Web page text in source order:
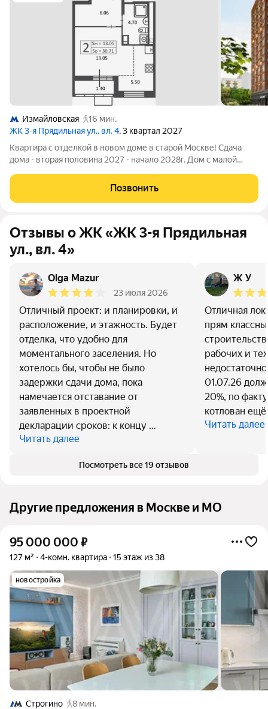
Измайловская
16 мин.
ЖК 3-я Прядильная ул., вл. 4, 3 квартал 2027
Квартира с отделкой в новом доме в старой Москве! Сдача
дома - вторая половина 2027 - начало 2028г. Дом с малой
комфортный этаж. До станции метро "Измайловская" пешком
15 минут, до центра на метро можно
Позвонить
Отзывы о ЖК «ЖК 3-я Прядильная
ул., вл. 4»
Olga Mazur
23 июля 2026
Отличный проект: и планировки, и
расположение, и этажность. Будет
отделка, что удобно для
моментального заселения. Но
хотелось бы, чтобы не было
задержки сдачи дома, пока
намечается отставание от
заявленных в проектной
декларации сроков: к концу …
Читать далее
Ж У
Отличная
прям
рабочих и
01.07.26
20%, по
котлован
Читать далее
Посмотреть все 19 отзывов
Другие предложения в Москве и МО
95 000 000 ₽
127 м² 4-комн. квартира 15 этаж из 38
новостройка
Строгино
8 мин.